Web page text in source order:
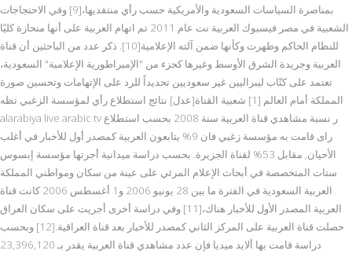
بمناصرة السياسات السعودية والأمريكية حسب رأي منتقديها،[9] وفي الاحتجاجات
الشعبية في مصر فيسبوك العربية نت عام 2011 تم اتهام العربية على أنها منحازة كليًا
للنظام الحاكم وظهرت وكأنها ضمن آلته الإعلامية[10]. ذكر عدد من الباحثين أن قناة
العربية وجريدة الشرق الأوسط وغيرها كجزء من "الإمبراطورية الإعلامية" السعودية،
تعتمد على كتّاب ليبراليين غير سعوديين تحديداً للرد على الإتهامات وتحسين صورة
المملكة أمام العالم [1] شعبية القناة[عدل] نتائج استطلاع رأي لمؤسسة الزغبي تظه
alarabiya live arabic tv ر نسبة مشاهدي قناة العربية سنة 2008 بحسب استطلاع
راى قامت به مؤسسة زغبي فان 9% يتابعون العربية كمصدر أول للأخبار في أغلب
الأحيان, مقابل 53% لقناة الجزيرة. بحسب دراسة ميدانية أجرتها مؤسسة إبسوس
ستات المتخصصة في أبحاث الإعلام المرئي على عينة من سكان ومواطني المملكة
العربية السعودية في الفترة ما بين 28 يونيو 2006 و1 أغسطس 2006 كانت قناة
العربية المصدر الأول للأخبار هناك،[11] وفي دراسة أخرى أجريت على سكان العراق
حصلت قناة العربية على المركز الثاني كمصدر للأخبار بعد قناة العراقية.[12] وبحسب
دراسة قامت بها ألايد ميديا فإن عدد مشاهدي قناة العربية يقدر بـ 23,396,120